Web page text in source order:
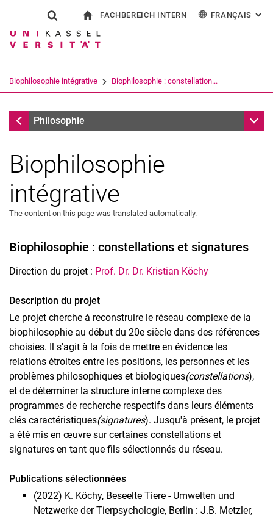
Jump directly to: content
Jump directly to: search
Jump directly to: main
Show search form
Search term
Search (opens an external link in a
FACHBEREICH INTERN FRANÇAIS :
Biophilosophie intégrative Biophilosophie : constellation...
Biophilosophie intégrative
Philosophie Sub
Biophilosophie intégrative
Actualités et événements
Biophilosophie : constellations et signatures
La connaissance comme rassemblement vivant
Formes de la pratique, formes du savoir
Les expériences de pensée et leur rôle de médiation
Herméneutique de la nature et logique du vivant
Biophilosophie intégrative en HPLS
Jakob von Uexküll et la philosophie
Concepts théoriques musicaux et nature organique
Philosophie de la cognition située
Biophilosophie
intégrative
The content on this page was translated automatically.
Biophilosophie : constellations et signatures
Direction du projet : Prof. Dr. Dr. Kristian Köchy
Description du projet
Le projet cherche à reconstruire le réseau complexe de la
biophilosophie au début du 20e siècle dans des références
choisies. Il s'agit à la fois de mettre en évidence les
relations étroites entre les positions, les personnes et les
problèmes philosophiques et biologiques(constellations),
et de déterminer la structure interne complexe des
programmes de recherche respectifs dans leurs éléments
clés caractéristiques(signatures). Jusqu'à présent, le projet
a été mis en œuvre sur certaines constellations et
signatures en tant que fils sélectionnés du réseau.
Publications sélectionnées
(2022) K. Köchy, Beseelte Tiere - Umwelten und
Netzwerke der Tierpsychologie, Berlin : J.B. Metzler,